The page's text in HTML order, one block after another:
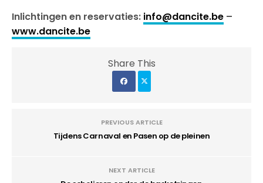
Inlichtingen en reservaties: info@dancite.be –
www.dancite.be
Share This
PREVIOUS ARTICLE
Tijdens Carnaval en Pasen op de pleinen
NEXT ARTICLE